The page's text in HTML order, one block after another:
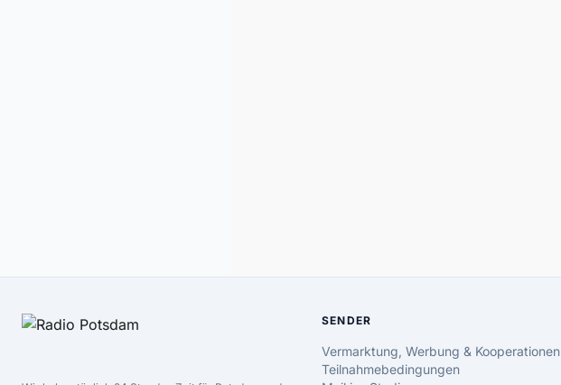
SENDER
Vermarktung, Werbung & Kooperationen
Teilnahmebedingungen